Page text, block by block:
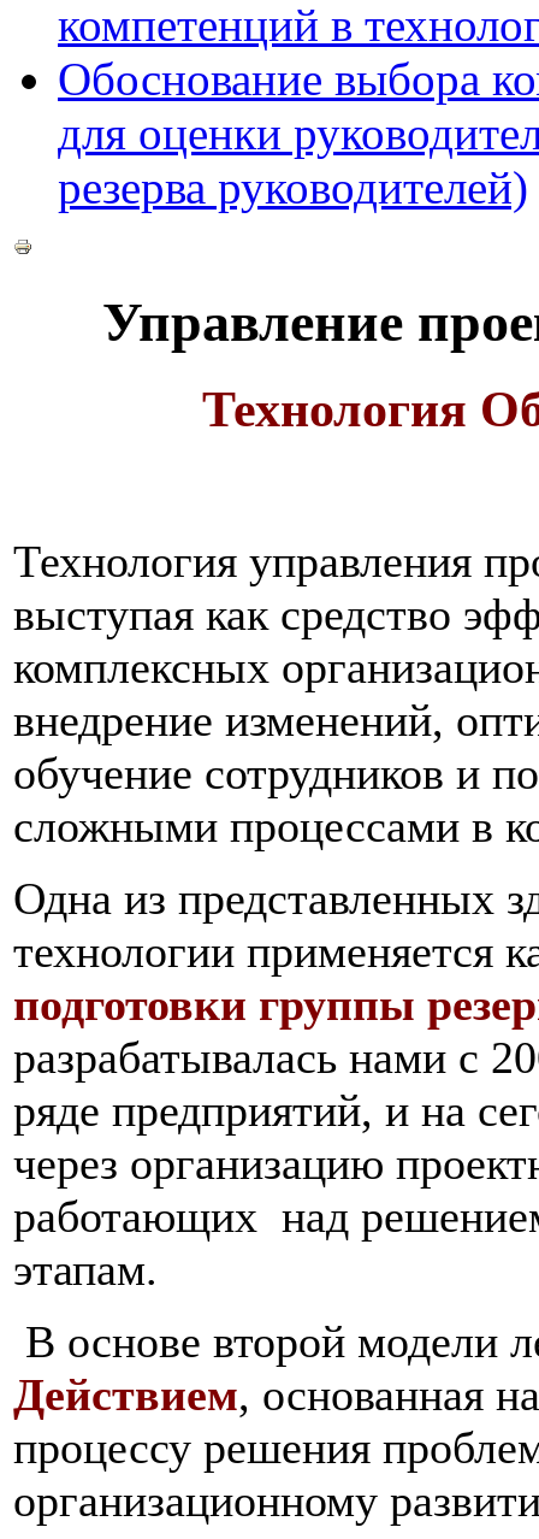
компетенций в
Обоснование выбора
для оценки
резерва руководителей)
Управление
Технология
Технология управления
выступая как средство
комплексных
внедрение изменений,
обучение сотрудников и
сложными процессами в
Одна из представленных
технологии применяется
подготовки группы
разрабатывалась нами с
ряде предприятий, и на
через организацию
работающих над
этапам.
В основе второй модели
Действием, основанная
процессу решения
организационному